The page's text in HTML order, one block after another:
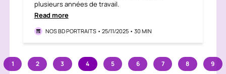
plusieurs années de travail.
Read more
NOS BD PORTRAITS • 25/11/2025 • 30 MIN
1 2 3 4 5 6 7 8 9